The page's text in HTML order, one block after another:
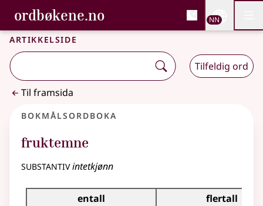
Gå til hovudinnhald
Tilgjenge
ordbøkene.no, Bokmålsordboka og
Bokmålsordboka og Nynorskordboka
NN
Artikkelside
Tilfeldig ord
Til framsida
Bokmålsordboka
fruktemne
substantivintetkjønn
Bøyingstabell for dette substantivet
entall
flertall